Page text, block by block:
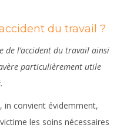
du travail ?
de l’accident du travail ainsi
particulièrement utile
in convient évidemment,
les soins nécessaires